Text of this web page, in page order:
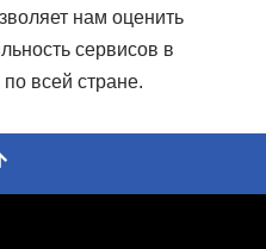
нам оценить
сервисов в
всей стране.